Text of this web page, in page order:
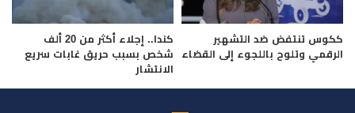
ككوس تنتفض ضد التشهير
الرقمي وتلوح باللجوء إلى القضاء
كندا.. إجلاء أكثر من 20 ألف
شخص بسبب حريق غابات سريع
الانتشار